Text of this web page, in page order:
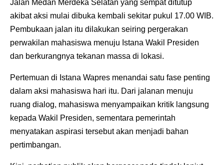
Jalan Medan Merdeka Selatan yang sempat ditutup
akibat aksi mulai dibuka kembali sekitar pukul 17.00 WIB.
Pembukaan jalan itu dilakukan seiring pergerakan
perwakilan mahasiswa menuju Istana Wakil Presiden
dan berkurangnya tekanan massa di lokasi.
Pertemuan di Istana Wapres menandai satu fase penting
dalam aksi mahasiswa hari itu. Dari jalanan menuju
ruang dialog, mahasiswa menyampaikan kritik langsung
kepada Wakil Presiden, sementara pemerintah
menyatakan aspirasi tersebut akan menjadi bahan
pertimbangan.